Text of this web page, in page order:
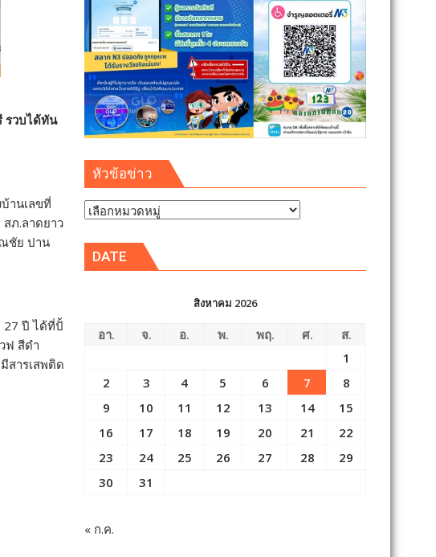
รวบได้ทัน
านเลขที่
สภ.ลาดยาว
ชัย ปาน
27 ปี ได้ที่ปั้
ฟ สีดำ
สารเสพติด
หัวข้อข่าว
หัวข้อ
DATE
สิงหาคม 2026
อา. จ. อ. พ. พฤ. ศ.
ส.
1
2
3 4 5 6 7
8
9
10 11 12 13 14
15
16
17 18 19 20 21
22
23
24 25 26 27 28
29
30
31
« ก.ค.